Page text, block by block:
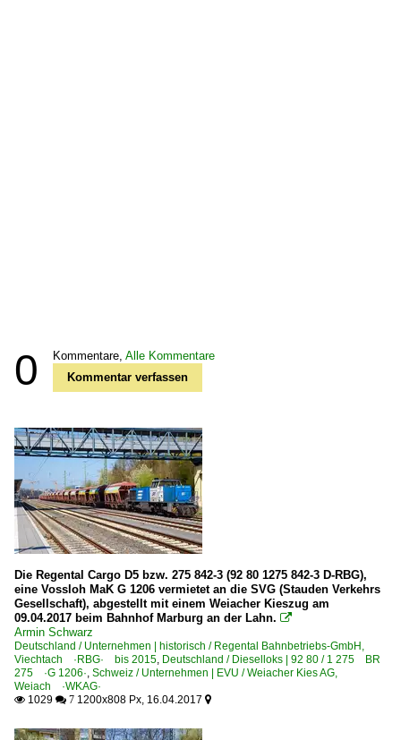
0 Kommentare, Alle Kommentare
Kommentar verfassen
Die Regental Cargo D5 bzw. 275 842-3 (92 80 1275 842-3 D-RBG),
eine Vossloh MaK G 1206 vermietet an die SVG (Stauden Verkehrs
Gesellschaft), abgestellt mit einem Weiacher Kieszug am
09.04.2017 beim Bahnhof Marburg an der Lahn. 
Armin Schwarz
Deutschland / Unternehmen | historisch / Regental Bahnbetriebs-GmbH,
Viechtach ·RBG· bis 2015, Deutschland / Dieselloks | 92 80 / 1 275 BR
275 ·G 1206·, Schweiz / Unternehmen | EVU / Weiacher Kies AG,
Weiach ·WKAG·
 1029  7 1200x808 Px, 16.04.2017 